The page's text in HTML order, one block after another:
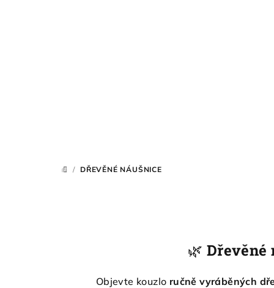
DOMŮ
/ DŘEVĚNÉ NÁUŠNICE
🌿 Dřevěné
Objevte kouzlo ručně vyráběných